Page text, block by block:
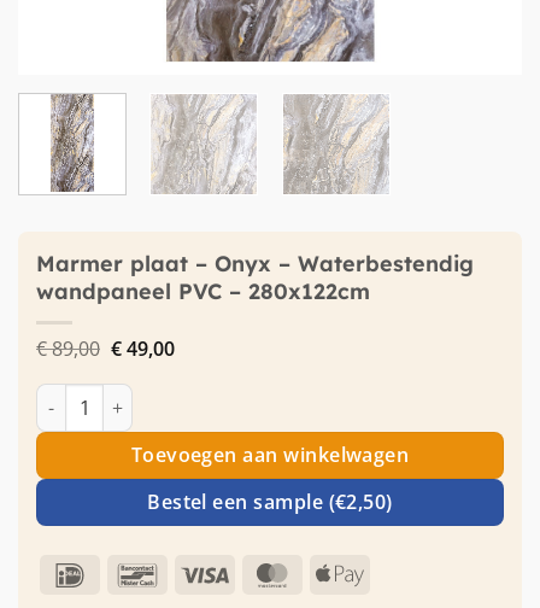
Marmer plaat – Onyx – Waterbestendig
wandpaneel PVC – 280x122cm
€89,00 Oorspronkelijke
prijs
was:
€ 89,00.
€49,00Huidige
Marmer plaat - Onyx - Waterbestendig wandpaneel PVC -
Toevoegen aan winkelwagen
Bestel een sample (€2,50)
IDeal Bancontact
Visa MasterCard
Apple